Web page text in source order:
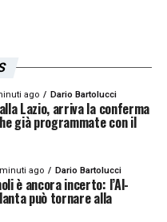
ago Dario Bartolucci
Lazio, arriva la conferma
già programmate con il
ago Dario Bartolucci
è ancora incerto: l’Al-
può tornare alla